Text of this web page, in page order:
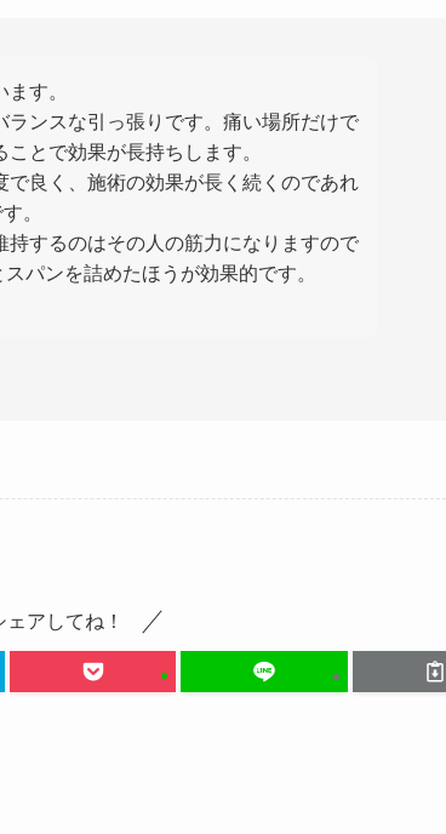
す。
ンスな引っ張りです。痛い場所だけで
とで効果が長持ちします。
良く、施術の効果が長く続くのであれ
。
するのはその人の筋力になりますので
パンを詰めたほうが効果的です。
アしてね！